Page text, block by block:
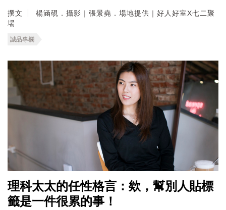
撰文
楊涵硯．攝影｜張景堯．場地提供｜好人好室X七二聚
場
誠品專欄
理科太太的任性格言：欸，幫別人貼標
籤是一件很累的事！